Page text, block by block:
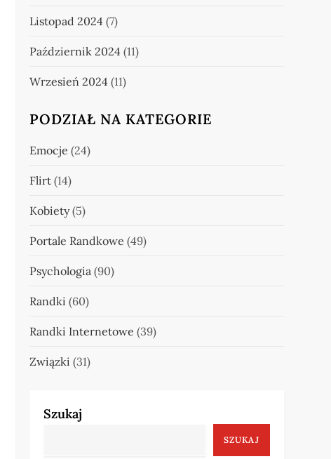
Listopad 2024(7)
Październik 2024(11)
Wrzesień 2024(11)
PODZIAŁ NA KATEGORIE
Emocje (24)
Flirt(14)
Kobiety(5)
Portale Randkowe (49)
Psychologia(90)
Randki (60)
Randki Internetowe (39)
Związki (31)
Szukaj
SZUKAJ